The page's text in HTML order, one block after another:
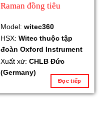
Raman đồng tiêu
Model: witec360
HSX: Witec thuộc tập
đoàn Oxford Instrument
Xuất xứ: CHLB Đức
(Germany)
Đọc tiếp